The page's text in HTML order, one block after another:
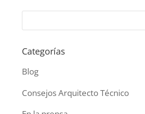
Categorías
Blog
Consejos Arquitecto Técnico